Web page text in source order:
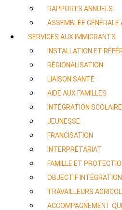
RAPPORTS ANNUELS
ASSEMBLÉE GÉNÉRALE
SERVICES AUX IMMIGRANTS
INSTALLATION ET
RÉGIONALISATION
LIAISON SANTÉ
AIDE AUX FAMILLES
INTÉGRATION SCOLAIRE
JEUNESSE
FRANCISATION
INTERPRÉTARIAT
FAMILLE ET
OBJECTIF INTÉGRATION
TRAVAILLEURS
ACCOMPAGNEMENT